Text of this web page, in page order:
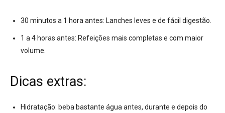
30 minutos a 1 hora antes: Lanches leves e de fácil digestão.
1 a 4 horas antes: Refeições mais completas e com maior
volume.
Dicas extras:
Hidratação: beba bastante água antes, durante e depois do